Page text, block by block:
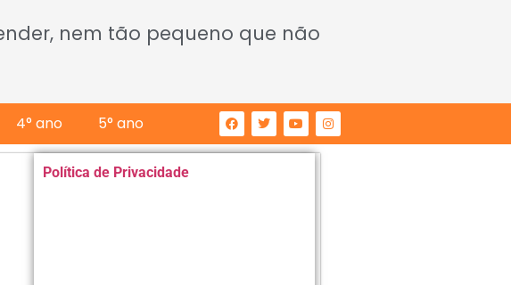
nem tão pequeno que não
4° ano 5° ano
Política de Privacidade